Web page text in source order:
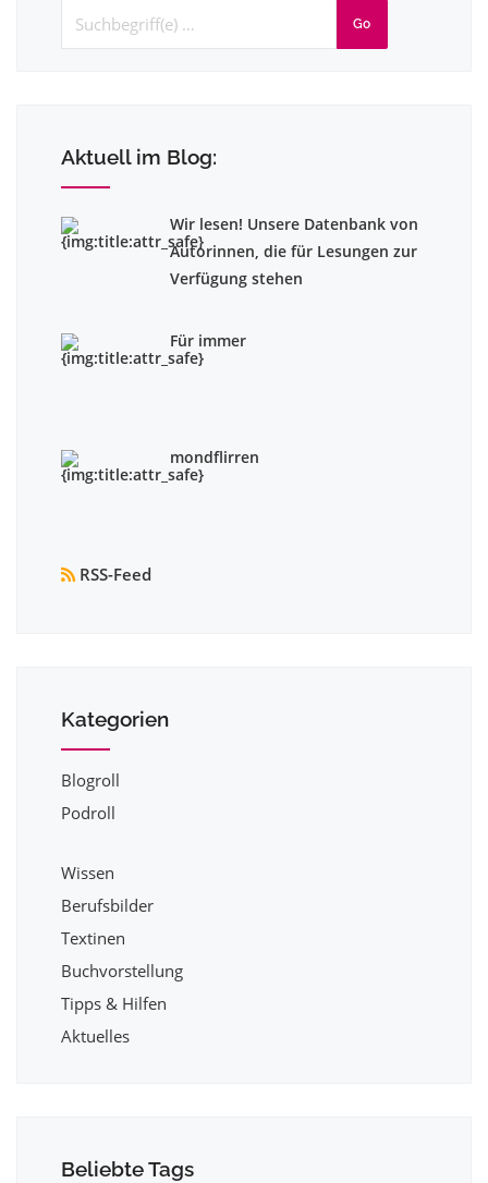
Go
Aktuell im Blog:
Wir lesen! Unsere Datenbank von
Autorinnen, die für Lesungen zur
Verfügung stehen
Für immer
mondflirren
RSS-Feed
Kategorien
Blogroll
Podroll
Wissen
Berufsbilder
Textinen
Buchvorstellung
Tipps & Hilfen
Aktuelles
Beliebte Tags